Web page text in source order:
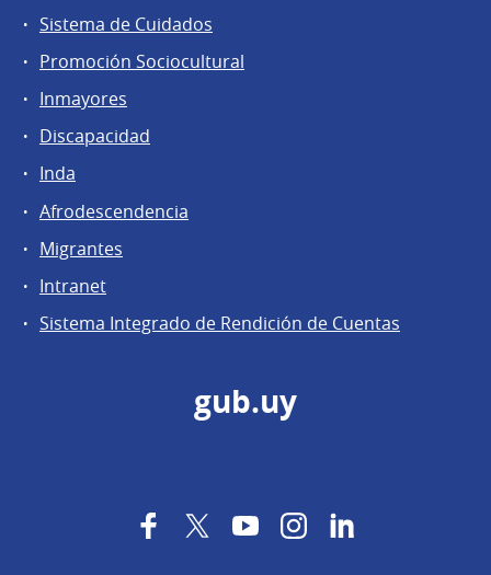
Sistema de Cuidados
Promoción Sociocultural
Inmayores
Discapacidad
Inda
Afrodescendencia
Migrantes
Intranet
Sistema Integrado de Rendición de Cuentas
gub.uy
FacebookTwitterYouTubeInstagram